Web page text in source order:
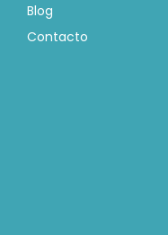
Blog
Contacto